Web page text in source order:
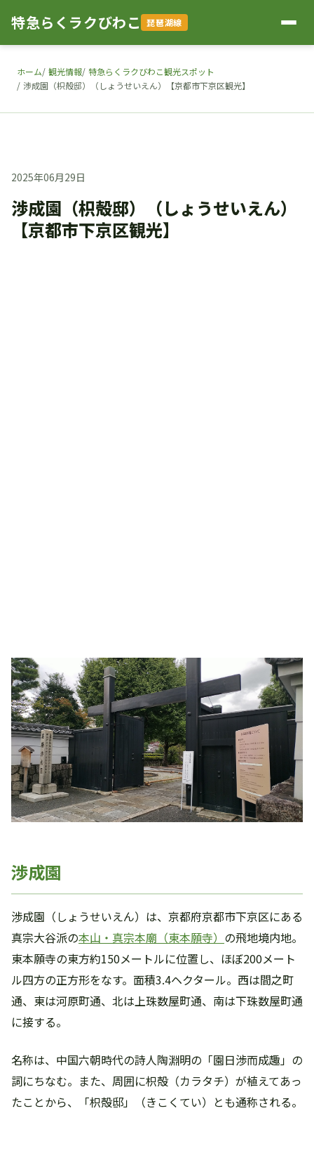
特急らくラクびわこ 琵琶湖線
ホーム 観光情報 特急らくラクびわこ観光スポット
渉成園（枳殻邸）（しょうせいえん）【京都市下京区観光】
2025年06月29日
渉成園（枳殻邸）（しょうせいえん）
【京都市下京区観光】
渉成園
渉成園（しょうせいえん）は、京都府京都市下京区にある
真宗大谷派の本山・真宗本廟（東本願寺） の飛地境内地。
東本願寺の東方約150メートルに位置し、ほぼ200メート
ル四方の正方形をなす。面積3.4ヘクタール。西は間之町
通、東は河原町通、北は上珠数屋町通、南は下珠数屋町通
に接する。
名称は、中国六朝時代の詩人陶淵明の「園日渉而成趣」の
詞にちなむ。また、周囲に枳殻（カラタチ）が植えてあっ
たことから、「枳殻邸」（きこくてい）とも通称される。